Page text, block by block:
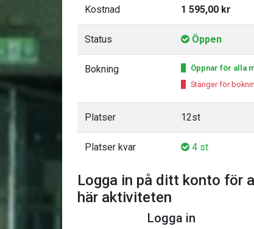
Kostnad 1 595,00 kr
Status Öppen
Bokning
Öppnar för alla
Stänger för
Platser 12st
Platser kvar 4 st
Logga in på ditt konto för
här aktiviteten
Logga in